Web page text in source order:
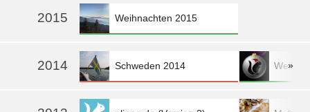
2015 Weihnachten 2015
2014 Schweden 2014 »